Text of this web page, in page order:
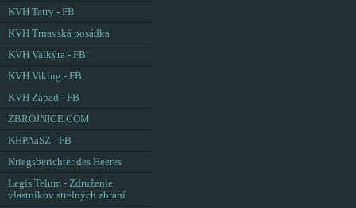
KVH Tatry - FB
KVH Trnavská posádka
KVH Valkýra - FB
KVH Viking - FB
KVH Západ - FB
ZBROJNICE.COM
KHPAaSZ - FB
Kriegsberichter des Heeres
Legis Telum - Združenie
vlastníkov strelných zbraní